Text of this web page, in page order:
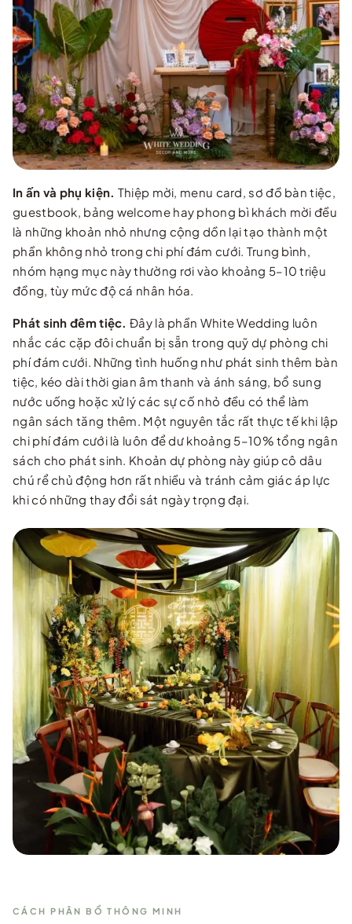
In ấn và phụ kiện. Thiệp mời, menu card, sơ đồ bàn tiệc,
guestbook, bảng welcome hay phong bì khách mời đều
là những khoản nhỏ nhưng cộng dồn lại tạo thành một
phần không nhỏ trong chi phí đám cưới. Trung bình,
nhóm hạng mục này thường rơi vào khoảng 5–10 triệu
đồng, tùy mức độ cá nhân hóa.
Phát sinh đêm tiệc. Đây là phần White Wedding luôn
nhắc các cặp đôi chuẩn bị sẵn trong quỹ dự phòng chi
phí đám cưới. Những tình huống như phát sinh thêm bàn
tiệc, kéo dài thời gian âm thanh và ánh sáng, bổ sung
nước uống hoặc xử lý các sự cố nhỏ đều có thể làm
ngân sách tăng thêm. Một nguyên tắc rất thực tế khi lập
chi phí đám cưới là luôn để dư khoảng 5–10% tổng ngân
sách cho phát sinh. Khoản dự phòng này giúp cô dâu
chú rể chủ động hơn rất nhiều và tránh cảm giác áp lực
khi có những thay đổi sát ngày trọng đại.
CÁCH PHÂN BỔ THÔNG MINH